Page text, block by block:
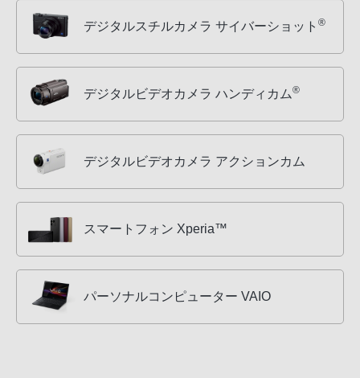
デジタルスチルカメラ サイバーショット ®
デジタルビデオカメラ ハンディカム®
デジタルビデオカメラ アクションカム
スマートフォン Xperia™
パーソナルコンピューター VAIO